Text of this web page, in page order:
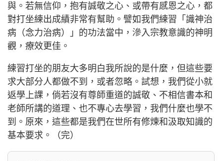
與。若無信仰，抱有誠敬之心、或帶有感恩之心，都
對打坐練出成績非常有幫助。譬如我們練習「識神治
病（念力治病）」的功法當中，滲入宗教意識的神明
觀，療效更佳。
練習打坐的朋友大多明白我所說的是什麼，但這些要
求大部分人都做不到，或者忽略。試想，我們從小就
返學上課，倘若沒有尊師重道的誠敬、不相信書本和
老師所講的道理、也不專心去學習，我們什麼也學不
到。原來，這些都是我們在世所有修煉和汲取知識的
基本要求。（完）